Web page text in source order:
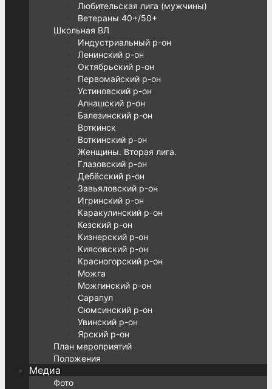
Любительская лига (мужчины)
Ветераны 40+/50+
Школьная ВЛ
Индустриальный р-он
Ленинский р-он
Октябрьский р-он
Первомайский р-он
Устиновский р-он
Алнашский р-он
Балезинский р-он
Воткинск
Воткинский р-он
Женщины. Вторая лига.
Глазовский р-он
Дебёсский р-он
Завьяловский р-он
Игринский р-он
Каракулинский р-он
Кезский р-он
Кизнерский р-он
Киясовский р-он
Красногорский р-он
Можга
Можгинский р-он
Сарапул
Сюмсинский р-он
Увинский р-он
Ярский р-он
План мероприятий
Положения
Медиа
Фото